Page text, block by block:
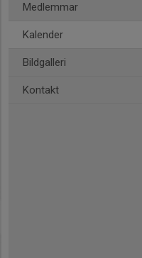
Medlemmar
Kalender
Bildgalleri
Kontakt